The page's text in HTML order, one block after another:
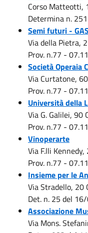
Corso Matteotti,
Determina n.
Semi futuri - GAS
Via della Pietra,
Prov. n.77 -
Società Operaia
Via Curtatone, 60
Prov. n.77 -
Università della
Via G. Galilei, 90
Prov. n.77 -
Vinoperarte
Via F.lli Kennedy,
Prov. n.77 -
Insieme per le
Via Stradello, 20
Det. n. 25 del
Associazione
Via Mons.